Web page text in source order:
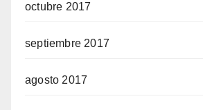
octubre 2017
septiembre 2017
agosto 2017